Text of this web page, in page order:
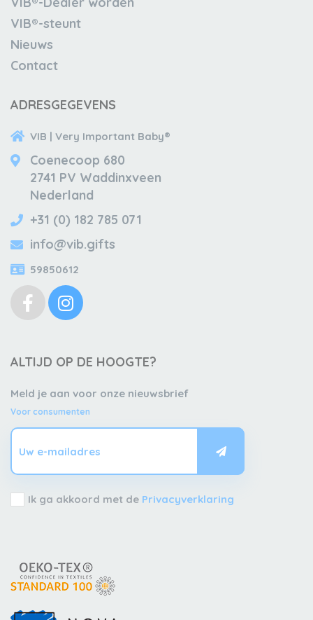
VIB®-steunt
Nieuws
Contact
ADRESGEGEVENS
VIB | Very Important Baby®
Coenecoop 680
2741 PV Waddinxveen
Nederland
+31 (0) 182 785 071
info@vib.gifts
59850612
ALTIJD OP DE HOOGTE?
Meld je aan voor onze nieuwsbrief
Voor consumenten
Ik ga akkoord met de Privacyverklaring